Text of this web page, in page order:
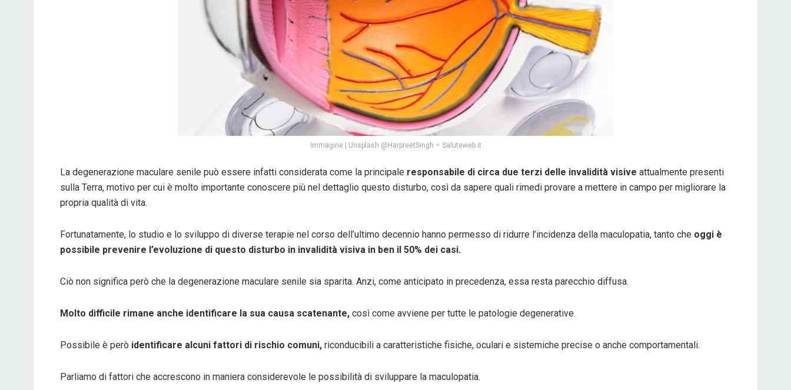
Immagine | Unsplash @HarpreetSingh – Saluteweb.it
La degenerazione maculare senile può essere infatti considerata come la principale responsabile di circa due terzi delle invalidità visive attualmente presenti
sulla Terra, motivo per cui è molto importante conoscere più nel dettaglio questo disturbo, così da sapere quali rimedi provare a mettere in campo per migliorare la
propria qualità di vita.
Fortunatamente, lo studio e lo sviluppo di diverse terapie nel corso dell’ultimo decennio hanno permesso di ridurre l’incidenza della maculopatia, tanto che oggi è
possibile prevenire l’evoluzione di questo disturbo in invalidità visiva in ben il 50% dei casi.
Ciò non significa però che la degenerazione maculare senile sia sparita. Anzi, come anticipato in precedenza, essa resta parecchio diffusa.
Molto difficile rimane anche identificare la sua causa scatenante, così come avviene per tutte le patologie degenerative.
Possibile è però identificare alcuni fattori di rischio comuni, riconducibili a caratteristiche fisiche, oculari e sistemiche precise o anche comportamentali.
Parliamo di fattori che accrescono in maniera considerevole le possibilità di sviluppare la maculopatia.